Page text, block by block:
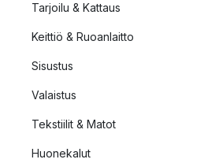
Tarjoilu & Kattaus
Keittiö & Ruoanlaitto
Sisustus
Valaistus
Tekstiilit & Matot
Huonekalut